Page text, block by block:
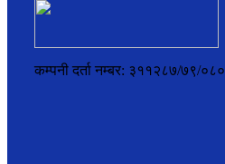
कम्पनी दर्ता नम्बर: ३११२८७/७९/०८०